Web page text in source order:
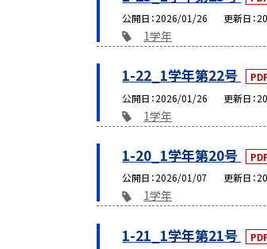
公開日 2026/01/26 更新日
1学年
1-22_1学年第22号
公開日 2026/01/26 更新日
1学年
1-20_1学年第20号
公開日 2026/01/07 更新日
1学年
1-21_1学年第21号